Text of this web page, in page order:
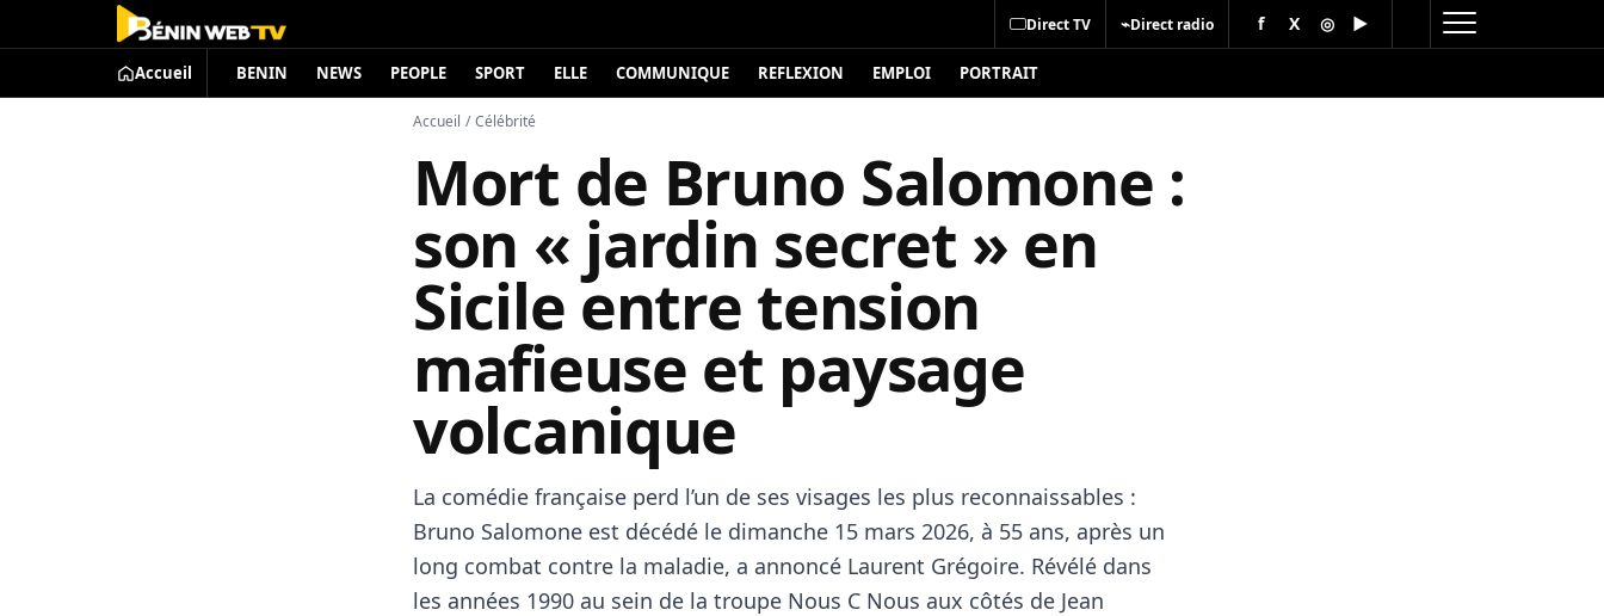
Direct TV ⌁Direct radio f X ◎ ▶
Accueil BENIN NEWS PEOPLE SPORT ELLE COMMUNIQUE REFLEXION EMPLOI PORTRAIT
Accueil / Célébrité
Mort de Bruno Salomone :
son « jardin secret » en
Sicile entre tension
mafieuse et paysage
volcanique
La comédie française perd l’un de ses visages les plus reconnaissables :
Bruno Salomone est décédé le dimanche 15 mars 2026, à 55 ans, après un
long combat contre la maladie, a annoncé Laurent Grégoire. Révélé dans
les années 1990 au sein de la troupe Nous C Nous aux côtés de Jean